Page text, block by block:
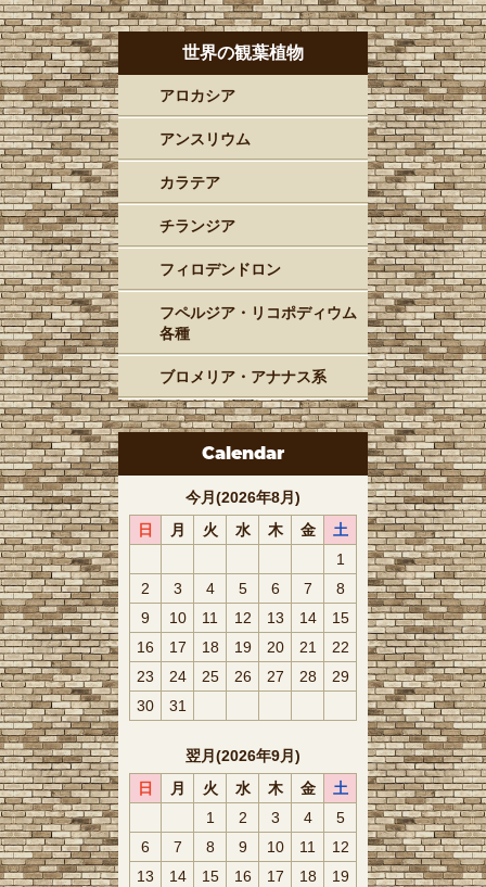
世界の観葉植物
アロカシア
アンスリウム
カラテア
チランジア
フィロデンドロン
フペルジア・リコポディウム
各種
ブロメリア・アナナス系
Calendar
今月(2026年8月)
日
月 火 水 木 金
土
1
2
3 4 5 6 7
8
9
10 11 12 13 14
15
16
17 18 19 20 21
22
23
24 25 26 27 28
29
30
31
翌月(2026年9月)
日
月 火 水 木 金
土
1
2 3 4
5
6
7 8 9 10 11
12
13
14 15 16 17 18 19